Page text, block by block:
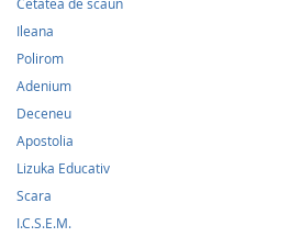
Ileana
Polirom
Adenium
Deceneu
Apostolia
Lizuka Educativ
Scara
I.C.S.E.M.